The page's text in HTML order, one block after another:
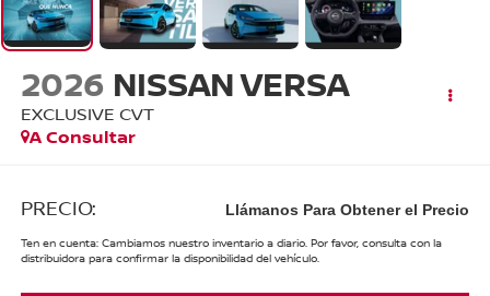
2026 NISSAN VERSA
EXCLUSIVE CVT
A Consultar
PRECIO: Llámanos Para Obtener el Precio
Ten en cuenta: Cambiamos nuestro inventario a diario. Por favor, consulta con la
distribuidora para confirmar la disponibilidad del vehículo.